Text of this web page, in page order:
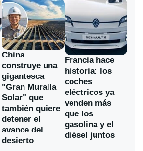
China
construye una
gigantesca
"Gran Muralla
Solar" que
también quiere
detener el
avance del
desierto
Francia hace
historia: los
coches
eléctricos ya
venden más
que los
gasolina y el
diésel juntos